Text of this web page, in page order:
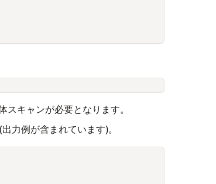
キャンが必要となります。
力例が含まれています)。